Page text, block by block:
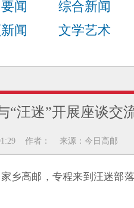
闻 综合新闻
闻
文学艺术
“汪迷”开展座谈交
作者： 来源：今日高邮
乡高邮，专程来到汪迷部